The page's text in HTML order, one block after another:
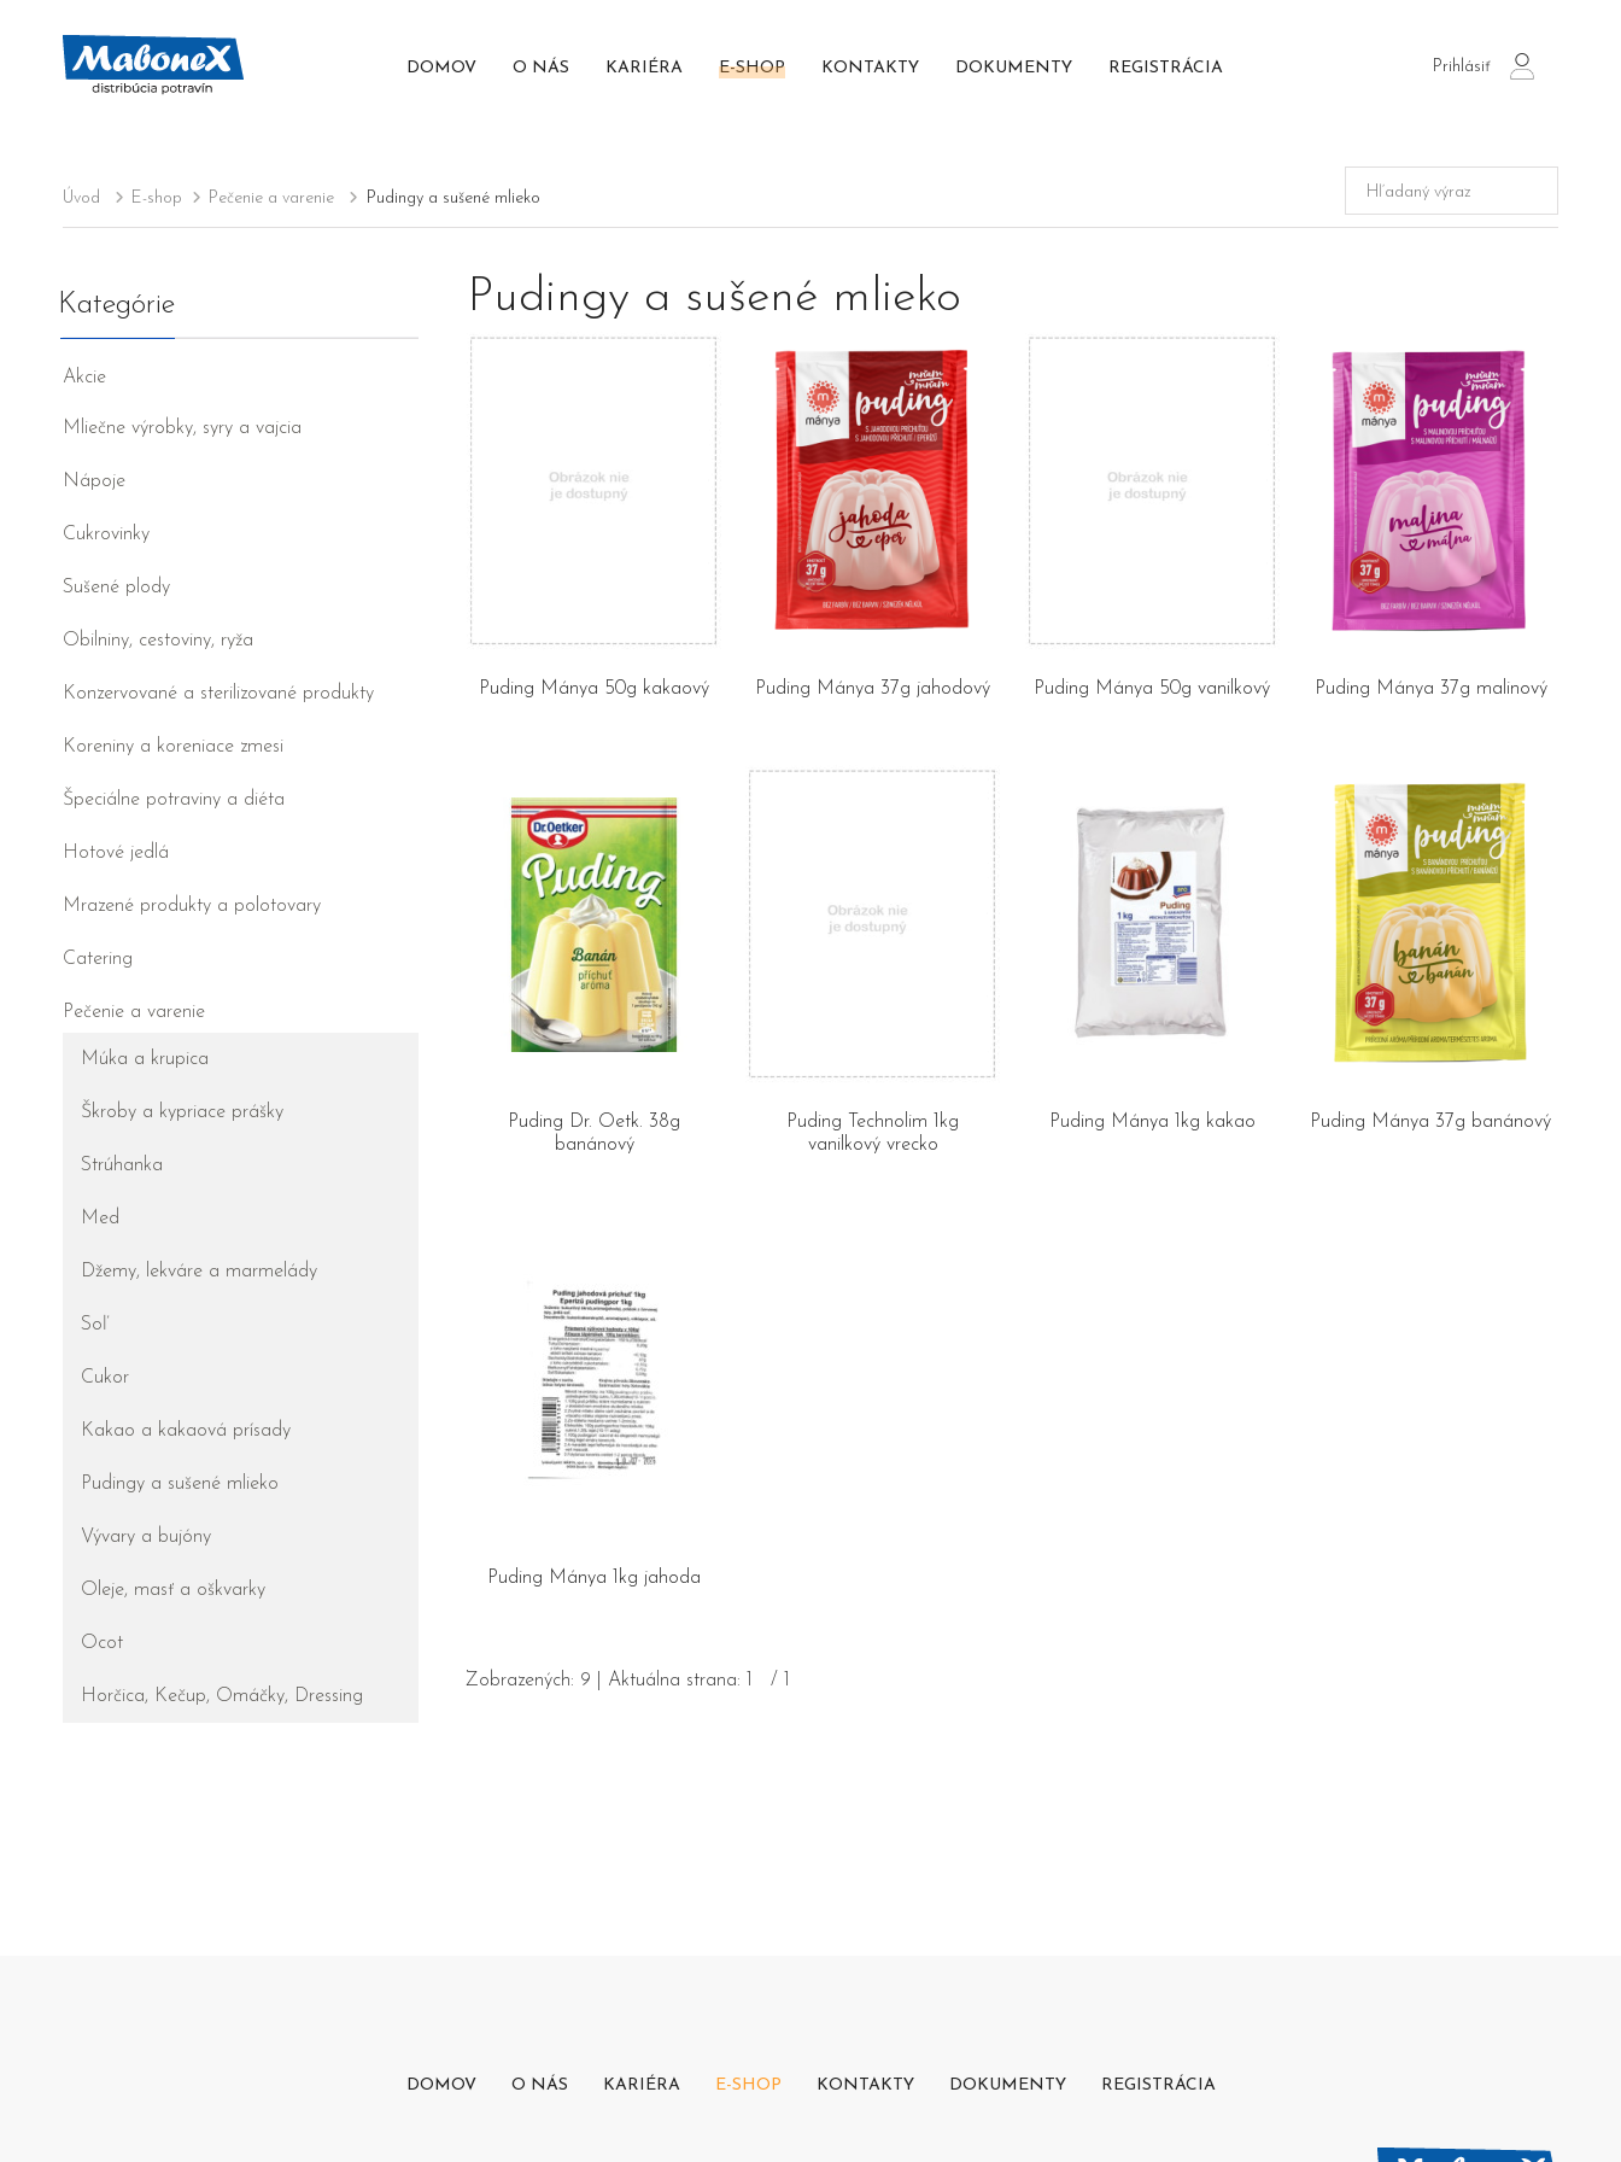
DOMOV O NÁS KARIÉRA E-SHOP KONTAKTY DOKUMENTY REGISTRÁCIA Prihlásiť
login
Úvod E-shop Pečenie a varenie Pudingy a sušené mlieko
Kategórie
Akcie
Mliečne výrobky, syry a vajcia
Nápoje
Cukrovinky
Sušené plody
Obilniny, cestoviny, ryža
Konzervované a sterilizované produkty
Koreniny a koreniace zmesi
Špeciálne potraviny a diéta
Hotové jedlá
Mrazené produkty a polotovary
Catering
Pečenie a varenie
Múka a krupica
Škroby a kypriace prášky
Strúhanka
Med
Džemy, lekváre a marmelády
Soľ
Cukor
Kakao a kakaová prísady
Pudingy a sušené mlieko
Vývary a bujóny
Oleje, masť a oškvarky
Ocot
Horčica, Kečup, Omáčky, Dressing
Pudingy a sušené mlieko
Puding Mánya 50g kakaový Puding Mánya 37g jahodový Puding Mánya 50g vanilkový Puding Mánya 37g malinový
Puding Dr. Oetk. 38g
banánový
Puding Technolim 1kg
vanilkový vrecko
Puding Mánya 1kg kakao Puding Mánya 37g banánový
Puding Mánya 1kg jahoda
Zobrazených: 9 | Aktuálna strana: 1 / 1
DOMOV O NÁS KARIÉRA E-SHOP KONTAKTY DOKUMENTY REGISTRÁCIA